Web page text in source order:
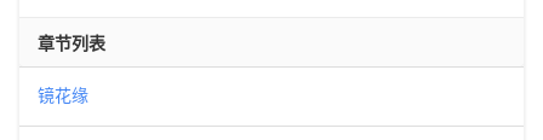
章节列表
镜花缘